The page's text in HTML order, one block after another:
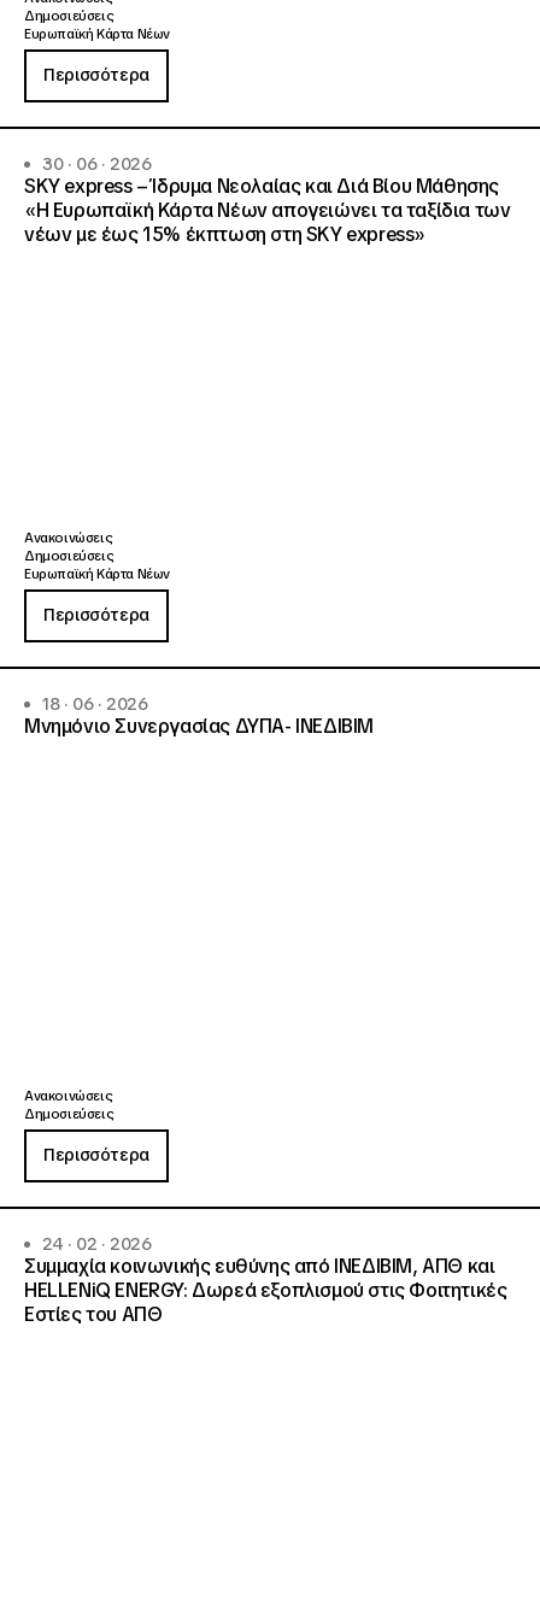
Δημοσιεύσεις
Ευρωπαϊκή Κάρτα Νέων
Περισσότερα
30 · 06 · 2026
SKY express – Ίδρυμα Νεολαίας και Διά Βίου Μάθησης
«Η Ευρωπαϊκή Κάρτα Νέων απογειώνει τα ταξίδια των
νέων με έως 15% έκπτωση στη SKY express»
Ανακοινώσεις
Δημοσιεύσεις
Ευρωπαϊκή Κάρτα Νέων
Περισσότερα
18 · 06 · 2026
Μνημόνιο Συνεργασίας ΔΥΠΑ- ΙΝΕΔΙΒΙΜ
Ανακοινώσεις
Δημοσιεύσεις
Περισσότερα
24 · 02 · 2026
Συμμαχία κοινωνικής ευθύνης από ΙΝΕΔΙΒΙΜ, ΑΠΘ και
HELLENiQ ENERGY: Δωρεά εξοπλισμού στις Φοιτητικές
Εστίες του ΑΠΘ